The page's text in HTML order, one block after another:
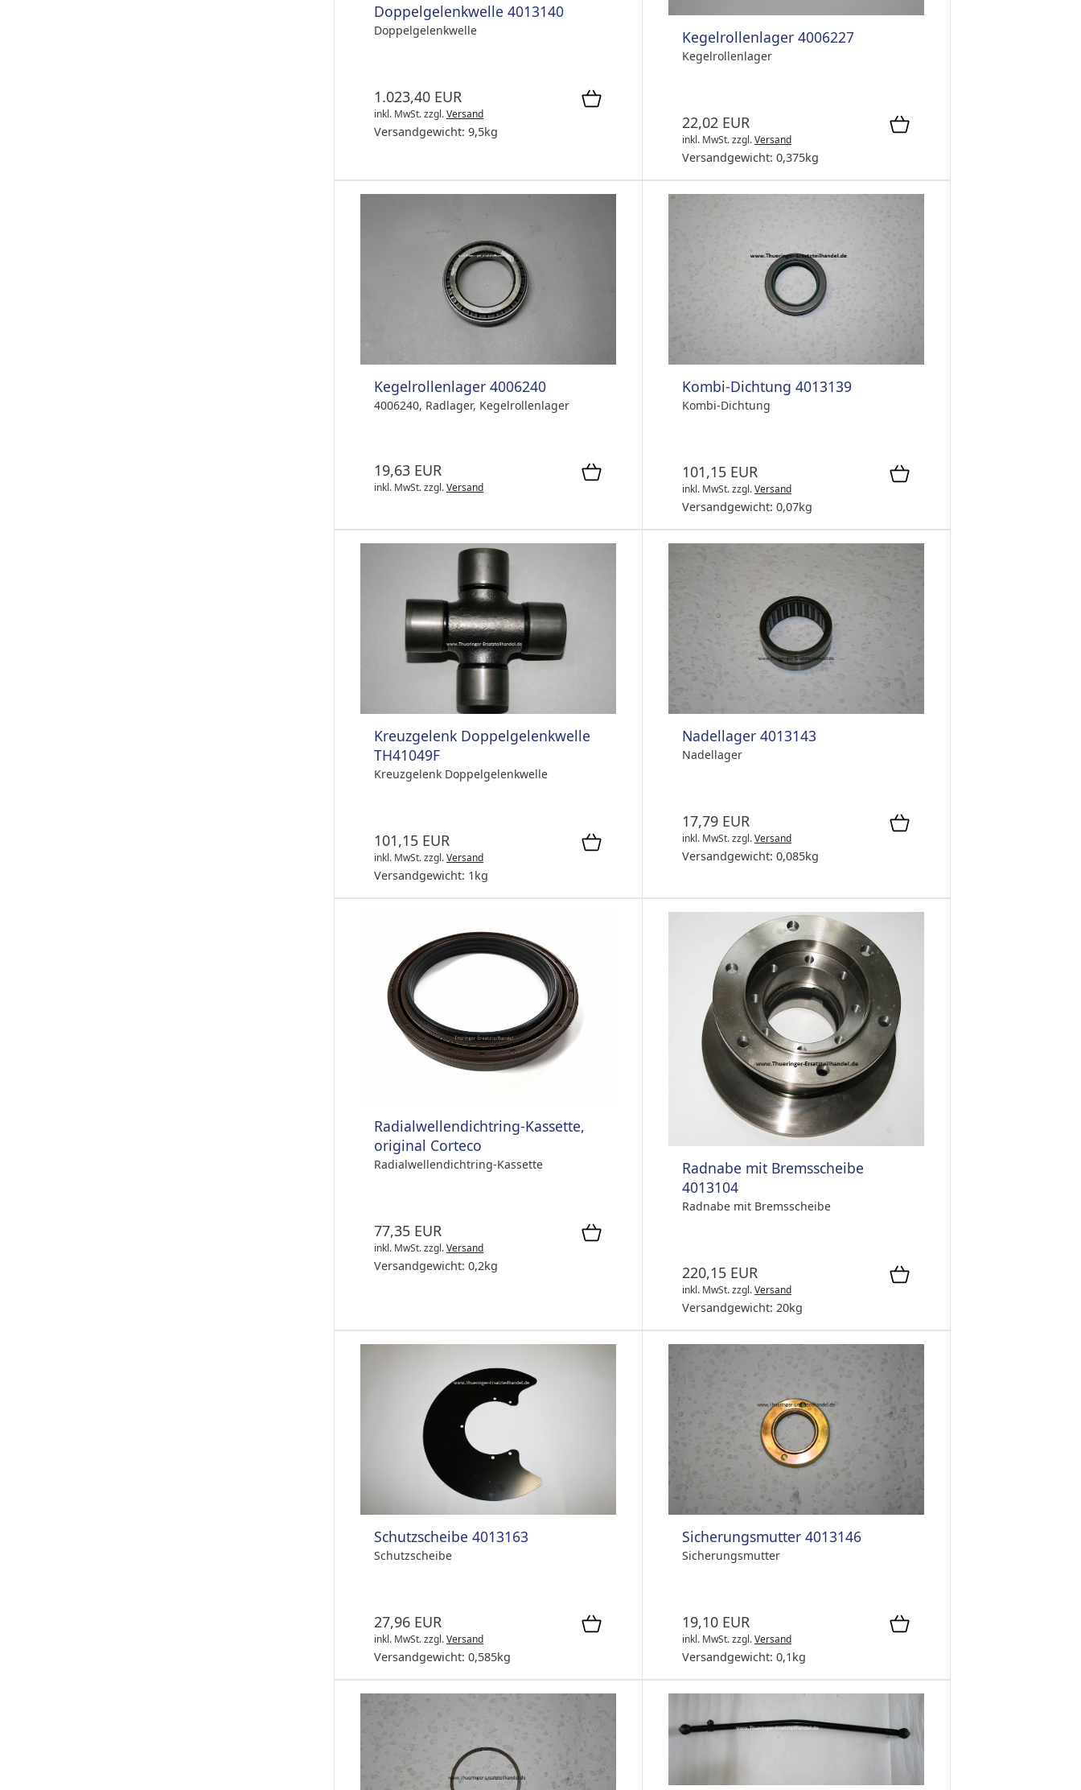
Doppelgelenkwelle 4013140
Doppelgelenkwelle
1.023,40 EUR
inkl. MwSt.zzgl.Versand
Versandgewicht: 9,5kg
Kegelrollenlager 4006227
Kegelrollenlager
22,02 EUR
inkl. MwSt.zzgl.Versand
Versandgewicht: 0,375kg
Kegelrollenlager 4006240
4006240, Radlager, Kegelrollenlager
19,63 EUR
inkl. MwSt.zzgl.Versand
Kombi-Dichtung 4013139
Kombi-Dichtung
101,15 EUR
inkl. MwSt.zzgl.Versand
Versandgewicht: 0,07kg
Kreuzgelenk Doppelgelenkwelle
TH41049F
Kreuzgelenk Doppelgelenkwelle
101,15 EUR
inkl. MwSt.zzgl.Versand
Versandgewicht: 1 kg
Nadellager 4013143
Nadellager
17,79 EUR
inkl. MwSt.zzgl.Versand
Versandgewicht: 0,085kg
Radialwellendichtring-Kassette,
original Corteco
Radialwellendichtring-Kassette
77,35 EUR
inkl. MwSt.zzgl.Versand
Versandgewicht: 0,2kg
Radnabe mit Bremsscheibe
4013104
Radnabe mit Bremsscheibe
220,15 EUR
inkl. MwSt.zzgl.Versand
Versandgewicht: 20kg
Schutzscheibe 4013163
Schutzscheibe
27,96 EUR
inkl. MwSt.zzgl.Versand
Versandgewicht: 0,585kg
Sicherungsmutter 4013146
Sicherungsmutter
19,10 EUR
inkl. MwSt.zzgl.Versand
Versandgewicht: 0,1 kg